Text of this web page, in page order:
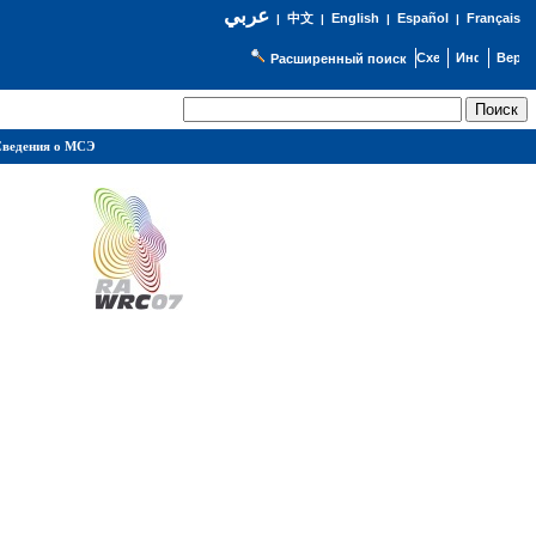
عربي| 中文| English | Español | Français
Расширенный поиск
о МСЭ